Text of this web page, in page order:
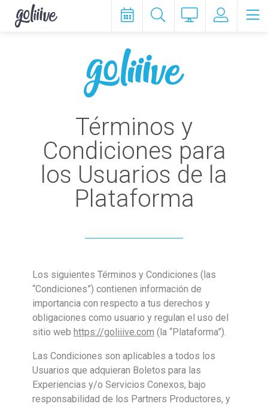
Términos y
Condiciones para
los Usuarios de la
Plataforma
Los siguientes Términos y Condiciones (las
“Condiciones”) contienen información de
importancia con respecto a tus derechos y
obligaciones como usuario y regulan el uso del
sitio web https://goliiive.com (la “Plataforma”).
Las Condiciones son aplicables a todos los
Usuarios que adquieran Boletos para las
Experiencias y/o Servicios Conexos, bajo
responsabilidad de los Partners Productores, y